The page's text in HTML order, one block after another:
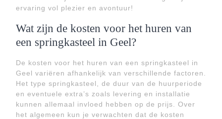
ervaring vol plezier en avontuur!
Wat zijn de kosten voor het huren van
een springkasteel in Geel?
De kosten voor het huren van een springkasteel in
Geel variëren afhankelijk van verschillende factoren.
Het type springkasteel, de duur van de huurperiode
en eventuele extra’s zoals levering en installatie
kunnen allemaal invloed hebben op de prijs. Over
het algemeen kun je verwachten dat de kosten